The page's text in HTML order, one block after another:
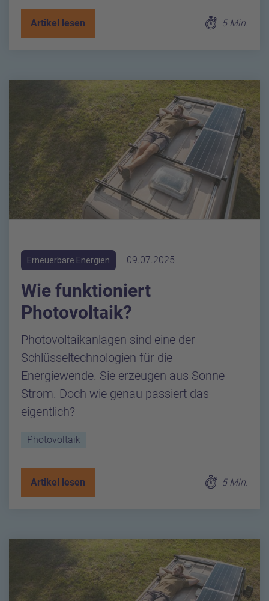
Artikel lesen 5 Min.
Erneuerbare Energien 09.07.2025
Wie funktioniert
Photovoltaik?
Photovoltaikanlagen sind eine der
Schlüsseltechnologien für die
Energiewende. Sie erzeugen aus Sonne
Strom. Doch wie genau passiert das
eigentlich?
Photovoltaik
Artikel lesen 5 Min.